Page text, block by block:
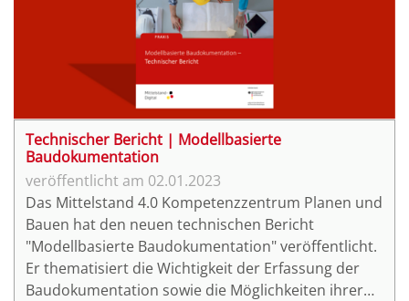
Technischer Bericht | Modellbasierte
Baudokumentation
02.01.2023
Das Mittelstand 4.0 Kompetenzzentrum Planen und
Bauen hat den neuen technischen Bericht
"Modellbasierte Baudokumentation" veröffentlicht.
Er thematisiert die Wichtigkeit der Erfassung der
Baudokumentation sowie die Möglichkeiten ihrer